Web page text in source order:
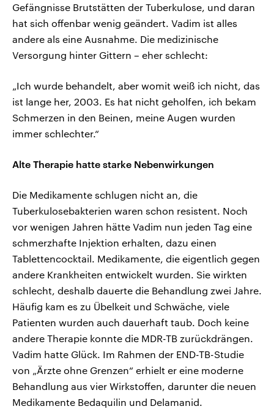
Gefängnisse Brutstätten der Tuberkulose, und daran
hat sich offenbar wenig geändert. Vadim ist alles
andere als eine Ausnahme. Die medizinische
Versorgung hinter Gittern – eher schlecht:
„Ich wurde behandelt, aber womit weiß ich nicht, das
ist lange her, 2003. Es hat nicht geholfen, ich bekam
Schmerzen in den Beinen, meine Augen wurden
immer schlechter.“
Alte Therapie hatte starke Nebenwirkungen
Die Medikamente schlugen nicht an, die
Tuberkulosebakterien waren schon resistent. Noch
vor wenigen Jahren hätte Vadim nun jeden Tag eine
schmerzhafte Injektion erhalten, dazu einen
Tablettencocktail. Medikamente, die eigentlich gegen
andere Krankheiten entwickelt wurden. Sie wirkten
schlecht, deshalb dauerte die Behandlung zwei Jahre.
Häufig kam es zu Übelkeit und Schwäche, viele
Patienten wurden auch dauerhaft taub. Doch keine
andere Therapie konnte die MDR-TB zurückdrängen.
Vadim hatte Glück. Im Rahmen der END-TB-Studie
von „Ärzte ohne Grenzen“ erhielt er eine moderne
Behandlung aus vier Wirkstoffen, darunter die neuen
Medikamente Bedaquilin und Delamanid.